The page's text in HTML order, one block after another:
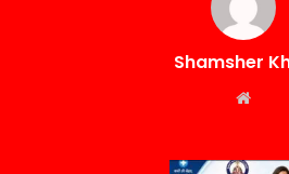
Shamsher